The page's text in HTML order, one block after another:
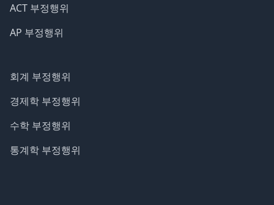
ACT 부정행위
AP 부정행위
회계 부정행위
경제학 부정행위
수학 부정행위
통계학 부정행위